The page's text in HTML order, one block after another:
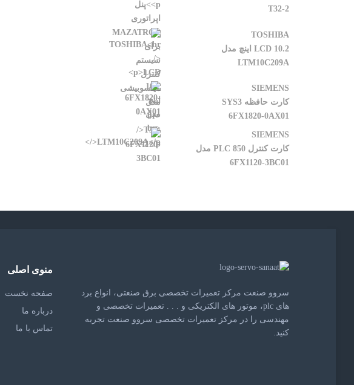
T32-2
TOSHIBA
LCD 10.2 اینچ مدل
LTM10C209A
SIEMENS
کارت حافظه SYS3
6FX1820-0AX01
SIEMENS
کارت کنترل 850 PLC مدل
6FX1120-3BC01
سروو صنعت مرکز تعمیرات تخصصی برق صنعتی، انواع برد
های plc، موتور های الکتریکی و . . . تعمیرات تخصصی و
مهندسی را در مرکز تعمیرات تخصصی سروو صنعت تجربه
کنید.
منوی اصلی
صفحه نخست
درباره ما
تماس با ما